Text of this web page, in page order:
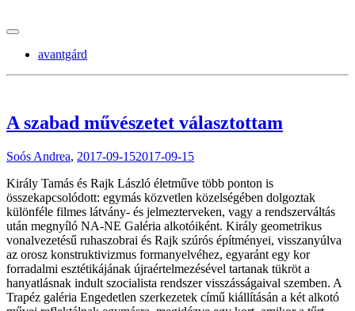
avantgárd
A szabad művészetet választottam
Soós Andrea, 2017-09-152017-09-15
Király Tamás és Rajk László életműve több ponton is
összekapcsolódott: egymás közvetlen közelségében dolgoztak
különféle filmes látvány- és jelmezterveken, vagy a rendszerváltás
után megnyíló NA-NE Galéria alkotóiként. Király geometrikus
vonalvezetésű ruhaszobrai és Rajk szúrós építményei, visszanyúlva
az orosz konstruktivizmus formanyelvéhez, egyaránt egy kor
forradalmi esztétikájának újraértelmezésével tartanak tükröt a
hanyatlásnak indult szocialista rendszer visszásságaival szemben. A
Trapéz galéria Engedetlen szerkezetek című kiállításán a két alkotó